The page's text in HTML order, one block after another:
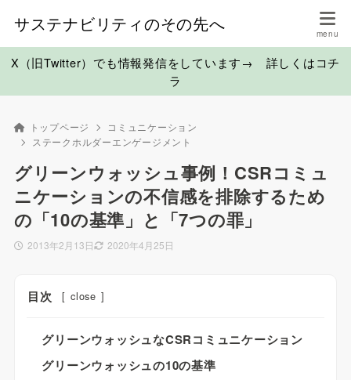
サステナビリティのその先へ
X（旧Twitter）でも情報発信をしています→ 詳しくはコチ
ラ
トップページ
コミュニケーション
ステークホルダーエンゲージメント
グリーンウォッシュ事例！CSRコミュ
ニケーションの不信感を排除するため
の「10の基準」と「7つの罪」
2013年2月13日 2020年4月25日
目次 [ close ]
グリーンウォッシュなCSRコミュニケーション
グリーンウォッシュの10の基準